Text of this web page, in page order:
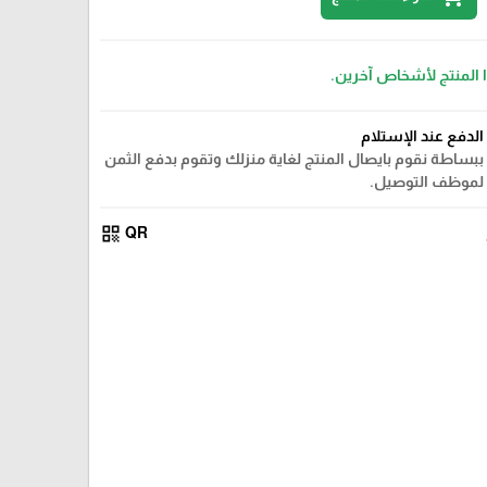
المنتج لأشخاص آخرين.
الدفع عند الإستلام
ببساطة نقوم بايصال المنتج لغاية منزلك وتقوم بدفع الثمن
لموظف التوصيل.
QR
qr_code